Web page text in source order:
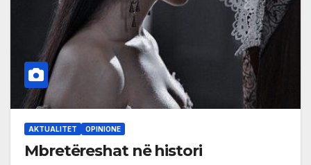
AKTUALITET OPINIONE
Mbretëreshat në histori